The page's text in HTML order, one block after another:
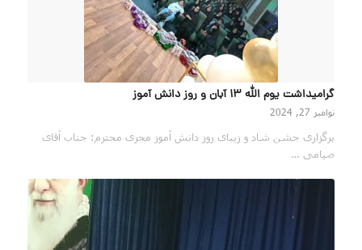
گرامیداشت یوم الله 13 آبان و روز دانش آموز
نوامبر 27, 2024
برگزاری جشن شاد و زیبای روز دانش آموز مجری محترم: جناب آقای
صیامی …